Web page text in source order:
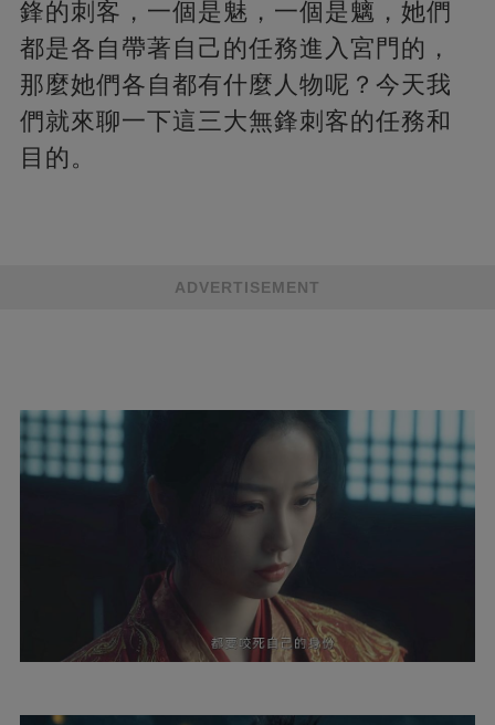
鋒的刺客，一個是魅，一個是魑，她們
都是各自帶著自己的任務進入宮門的，
那麼她們各自都有什麼人物呢？今天我
們就來聊一下這三大無鋒刺客的任務和
目的。
ADVERTISEMENT